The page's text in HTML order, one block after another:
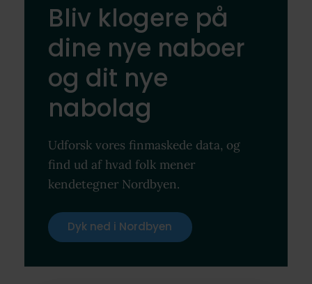
Bliv klogere på
dine nye naboer
og dit nye
nabolag
Udforsk vores finmaskede data, og
find ud af hvad folk mener
kendetegner Nordbyen.
Dyk ned i Nordbyen